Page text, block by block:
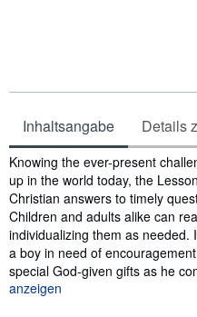
Inhaltsangabe Details
Inhaltsangabe
Knowing the ever-present
up in the world today, the
Christian answers to timely
Children and adults alike can
individualizing them as needed.
a boy in need of
special God-given gifts as he
anzeigen